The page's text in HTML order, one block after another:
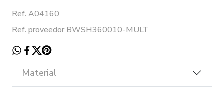
Ref. A04160
Ref. proveedor BWSH360010-MULT
Material